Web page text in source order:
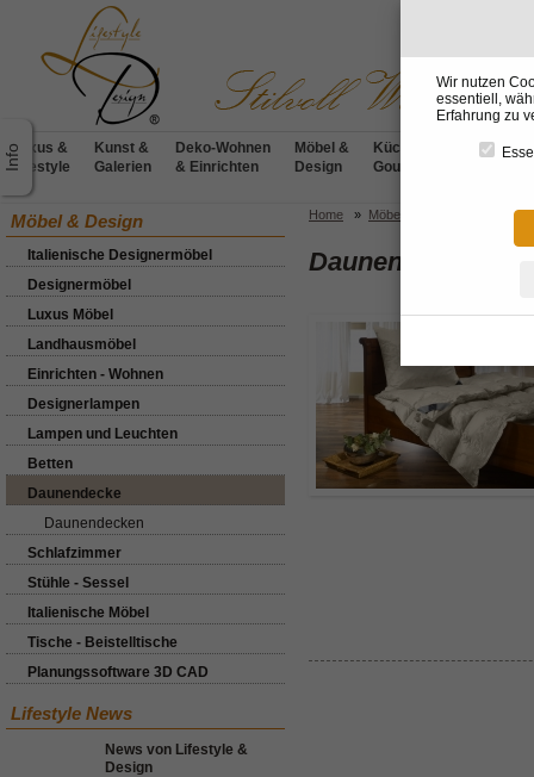
Luxus &
Lifestyle
Kunst &
Galerien
Deko-Wohnen
& Einrichten
Möbel &
Design
Küchen &
Gourmet
Möbel & Design
Italienische Designermöbel
Designermöbel
Luxus Möbel
Landhausmöbel
Einrichten - Wohnen
Designerlampen
Lampen und Leuchten
Betten
Daunendecke
Daunendecken
Schlafzimmer
Stühle - Sessel
Italienische Möbel
Tische - Beistelltische
Planungssoftware 3D CAD
Lifestyle News
News von Lifestyle &
Design
Home » Möbel & Design
Daunendecke
Wir nutzen
essentiell,
Erfahrung zu